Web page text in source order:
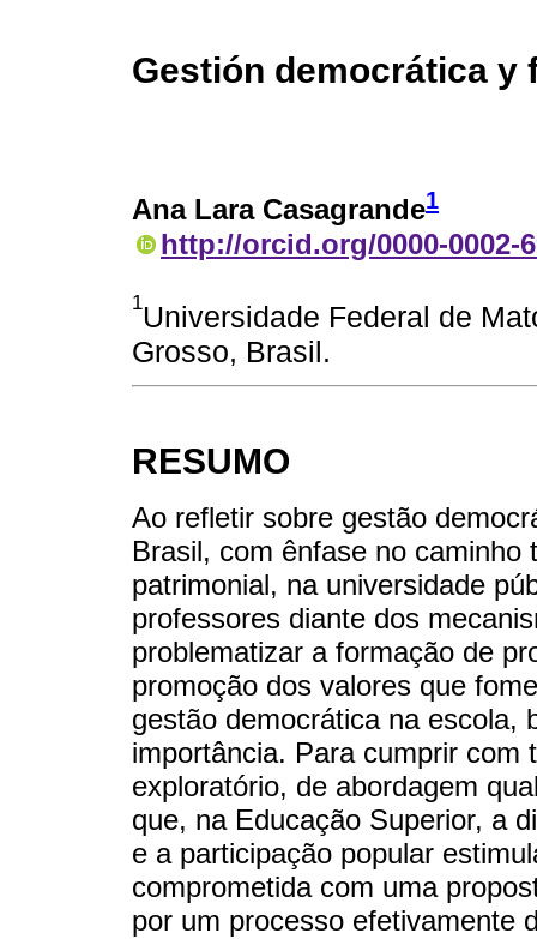
Gestión democrática y
Ana Lara Casagrande1
http://orcid.org/0000-0002-
1Universidade Federal de
Grosso, Brasil.
RESUMO
Ao refletir sobre gestão
Brasil, com ênfase no
patrimonial, na universidade
professores diante dos
problematizar a formação de
promoção dos valores que
gestão democrática na escola,
importância. Para cumprir com
exploratório, de abordagem
que, na Educação Superior, a
e a participação popular
comprometida com uma
por um processo efetivamente